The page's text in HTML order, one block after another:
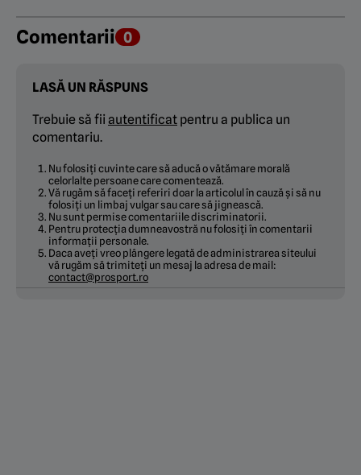
Comentarii 0
LASĂ UN RĂSPUNS
Trebuie să fii autentificat pentru a publica un
comentariu.
Nu folosiți cuvinte care să aducă o vătămare morală
celorlalte persoane care comentează.
Vă rugăm să faceți referiri doar la articolul în cauză și să nu
folosiți un limbaj vulgar sau care să jignească.
Nu sunt permise comentariile discriminatorii.
Pentru protecția dumneavostră nu folosiți în comentarii
informații personale.
Daca aveți vreo plângere legată de administrarea siteului
vă rugăm să trimiteți un mesaj la adresa de mail:
contact@prosport.ro